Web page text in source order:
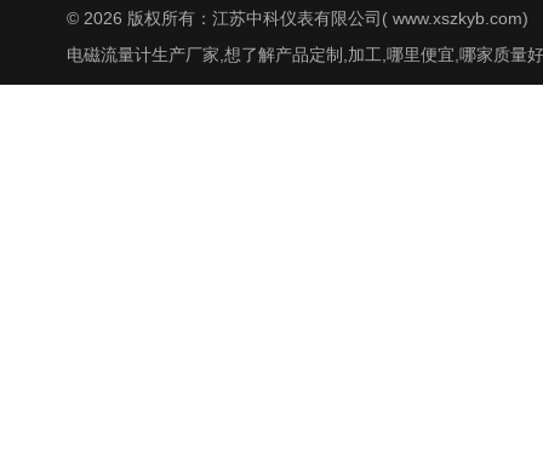
© 2026 版权所有：江苏中科仪表有限公司( www.xszkyb.com)
电磁流量计生产厂家,想了解产品定制,加工,哪里便宜,哪家质量